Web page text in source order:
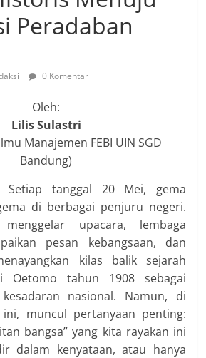
Peradaban
0 Komentar
Oleh:
Lilis Sulastri
Manajemen FEBI UIN SGD
Bandung)
Setiap tanggal 20 Mei, gema
di berbagai penjuru negeri.
menggelar upacara, lembaga
pesan kebangsaan, dan
kilas balik sejarah
Oetomo tahun 1908 sebagai
nasional. Namun, di
muncul pertanyaan penting:
bangsa” yang kita rayakan ini
dalam kenyataan, atau hanya